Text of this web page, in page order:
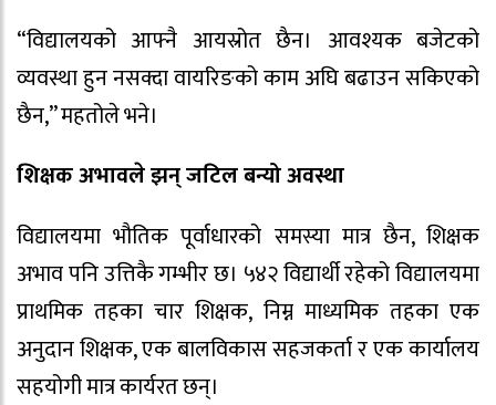
“विद्यालयको आफ्नै आयस्रोत छैन। आवश्यक बजेटको
व्यवस्था हुन नसक्दा वायरिङको काम अघि बढाउन सकिएको
छैन,” महतोले भने।
शिक्षक अभावले झन् जटिल बन्यो अवस्था
विद्यालयमा भौतिक पूर्वाधारको समस्या मात्र छैन, शिक्षक
अभाव पनि उत्तिकै गम्भीर छ। ५४२ विद्यार्थी रहेको विद्यालयमा
प्राथमिक तहका चार शिक्षक, निम्न माध्यमिक तहका एक
अनुदान शिक्षक, एक बालविकास सहजकर्ता र एक कार्यालय
सहयोगी मात्र कार्यरत छन्।